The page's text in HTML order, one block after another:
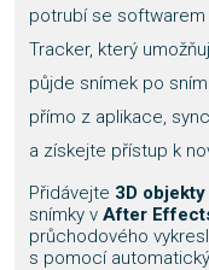
potrubí se softwarem
Tracker, který
půjde snímek po
přímo z aplikace,
a získejte přístup k
Přidávejte 3D objekty
snímky v After
průchodového
s pomocí